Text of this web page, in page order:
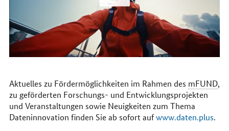
Aktuelles zu Fördermöglichkeiten im Rahmen des mFUND,
zu geförderten Forschungs- und Entwicklungsprojekten
und Veranstaltungen sowie Neuigkeiten zum Thema
Dateninnovation finden Sie ab sofort aufwww.daten.plus.